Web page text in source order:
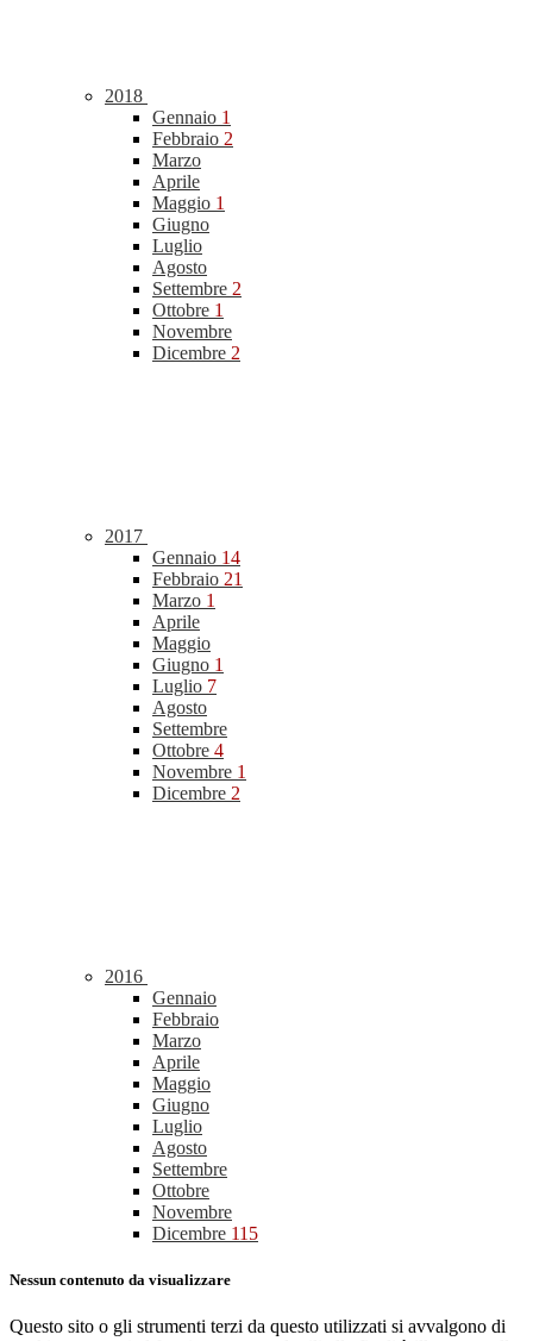
2018
Gennaio 1
Febbraio 2
Marzo
Aprile
Maggio 1
Giugno
Luglio
Agosto
Settembre 2
Ottobre 1
Novembre
Dicembre 2
2017
Gennaio 14
Febbraio 21
Marzo 1
Aprile
Maggio
Giugno 1
Luglio 7
Agosto
Settembre
Ottobre 4
Novembre 1
Dicembre 2
2016
Gennaio
Febbraio
Marzo
Aprile
Maggio
Giugno
Luglio
Agosto
Settembre
Ottobre
Novembre
Dicembre 115
Nessun contenuto da visualizzare
Questo sito o gli strumenti terzi da questo utilizzati si avvalgono di